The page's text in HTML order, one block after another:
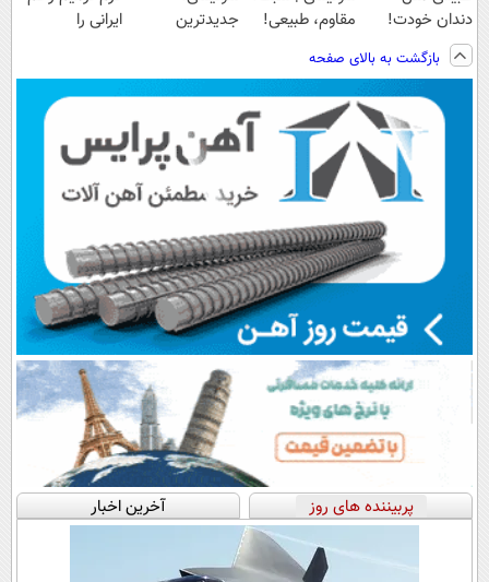
دندان خودت!
نصب آسان و
پرداخت اقساطی
💳 📍 تهران
مقاوم، طبیعی!
رایگان+پرداخت
اقساطی😍
جدیدترین
پرداخت قسطی
ایرانی را
بازگشت به بالای صفحه
پربیننده های روز آخرین اخبار